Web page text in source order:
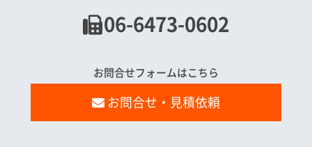
06-6473-0602
お問合せフォームはこちら
お問合せ・見積依頼